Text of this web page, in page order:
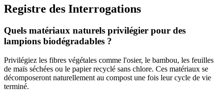
Registre des Interrogations
Quels matériaux naturels privilégier pour des
lampions biodégradables ?
Privilégiez les fibres végétales comme l'osier, le bambou, les feuilles
de maïs séchées ou le papier recyclé sans chlore. Ces matériaux se
décomposeront naturellement au compost une fois leur cycle de vie
terminé.